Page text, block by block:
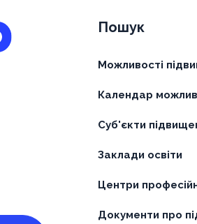
Пошук
Можливості
Календар
Суб'єкти
Заклади освіти
Центри
Документи про